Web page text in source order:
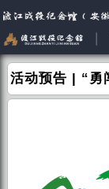
活动预告 | “勇